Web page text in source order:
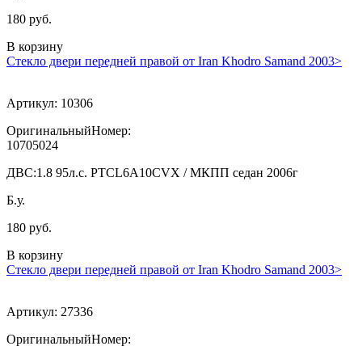
180 руб.
В корзину
Стекло двери передней правой от Iran Khodro Samand 2003>
Артикул: 10306
ОригинальныйНомер:
10705024
ДВС:1.8 95л.с. PTCL6A10CVX / МКПП седан 2006г
Б.у.
180 руб.
В корзину
Стекло двери передней правой от Iran Khodro Samand 2003>
Артикул: 27336
ОригинальныйНомер: